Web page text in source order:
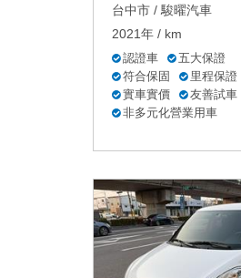
台中市 / 駿曜汽車
2021年 / km
認證車
五大保證
符合保固
里程保證
實車實價
友善試車
非多元化營業用車